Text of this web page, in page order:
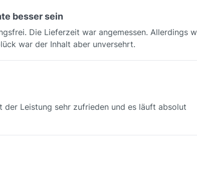
besser sein
Die Lieferzeit war angemessen. Allerdings
war der Inhalt aber unversehrt.
Leistung sehr zufrieden und es läuft absolut